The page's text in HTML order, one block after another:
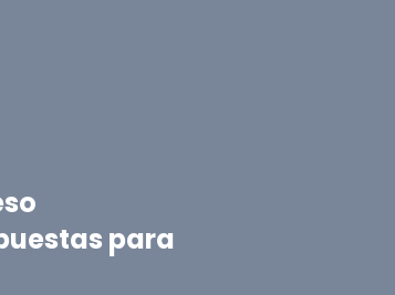
para